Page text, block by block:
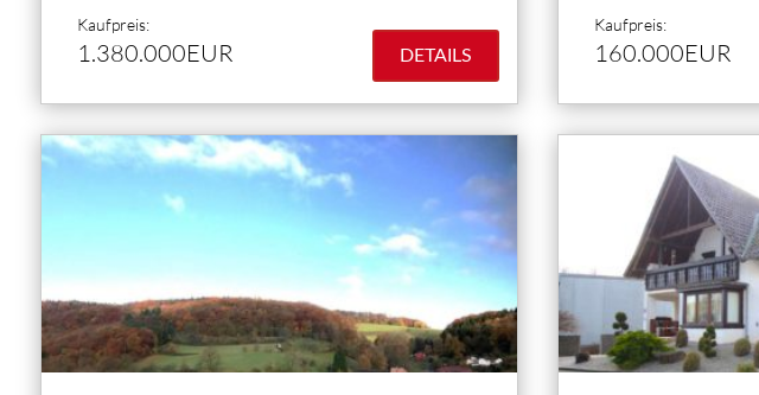
Kaufpreis:
1.380.000EUR DETAILS
Kaufpreis:
160.000EUR